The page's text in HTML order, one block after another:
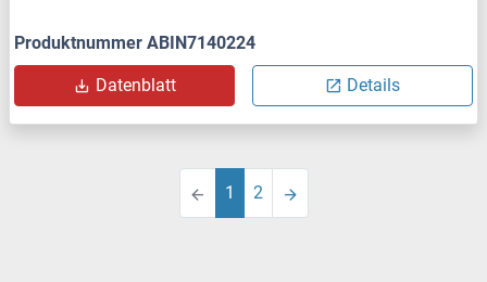
Produktnummer ABIN7140224
Datenblatt Details
1 2